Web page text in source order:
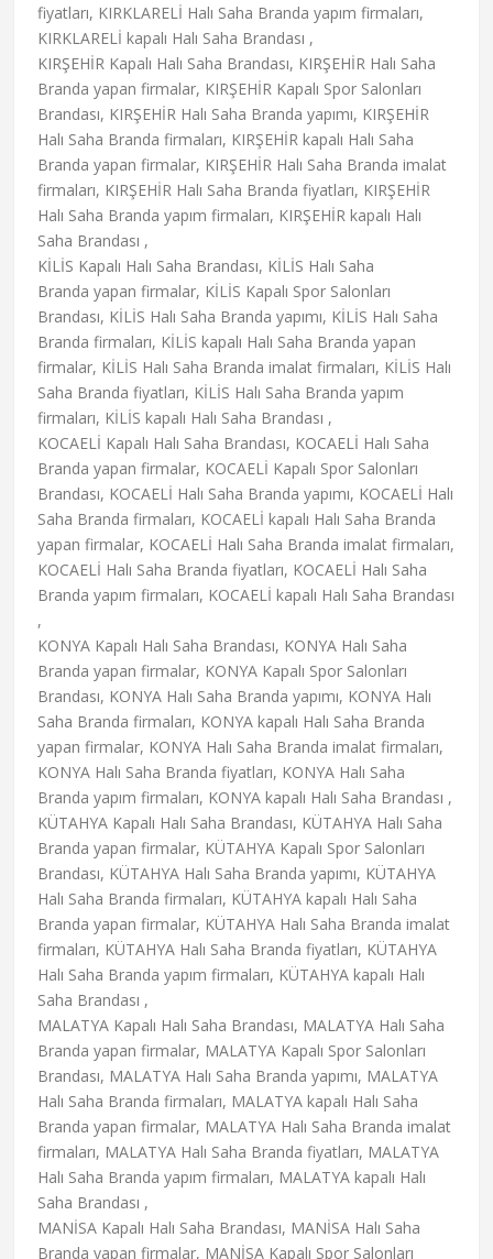
fiyatları, KIRKLARELİ Halı Saha Branda yapım firmaları,
KIRKLARELİ kapalı Halı Saha Brandası ,
KIRŞEHİR Kapalı Halı Saha Brandası, KIRŞEHİR Halı Saha
Branda yapan firmalar, KIRŞEHİR Kapalı Spor Salonları
Brandası, KIRŞEHİR Halı Saha Branda yapımı, KIRŞEHİR
Halı Saha Branda firmaları, KIRŞEHİR kapalı Halı Saha
Branda yapan firmalar, KIRŞEHİR Halı Saha Branda imalat
firmaları, KIRŞEHİR Halı Saha Branda fiyatları, KIRŞEHİR
Halı Saha Branda yapım firmaları, KIRŞEHİR kapalı Halı
Saha Brandası ,
KİLİS Kapalı Halı Saha Brandası, KİLİS Halı Saha
Branda yapan firmalar, KİLİS Kapalı Spor Salonları
Brandası, KİLİS Halı Saha Branda yapımı, KİLİS Halı Saha
Branda firmaları, KİLİS kapalı Halı Saha Branda yapan
firmalar, KİLİS Halı Saha Branda imalat firmaları, KİLİS Halı
Saha Branda fiyatları, KİLİS Halı Saha Branda yapım
firmaları, KİLİS kapalı Halı Saha Brandası ,
KOCAELİ Kapalı Halı Saha Brandası, KOCAELİ Halı Saha
Branda yapan firmalar, KOCAELİ Kapalı Spor Salonları
Brandası, KOCAELİ Halı Saha Branda yapımı, KOCAELİ Halı
Saha Branda firmaları, KOCAELİ kapalı Halı Saha Branda
yapan firmalar, KOCAELİ Halı Saha Branda imalat firmaları,
KOCAELİ Halı Saha Branda fiyatları, KOCAELİ Halı Saha
Branda yapım firmaları, KOCAELİ kapalı Halı Saha Brandası
,
KONYA Kapalı Halı Saha Brandası, KONYA Halı Saha
Branda yapan firmalar, KONYA Kapalı Spor Salonları
Brandası, KONYA Halı Saha Branda yapımı, KONYA Halı
Saha Branda firmaları, KONYA kapalı Halı Saha Branda
yapan firmalar, KONYA Halı Saha Branda imalat firmaları,
KONYA Halı Saha Branda fiyatları, KONYA Halı Saha
Branda yapım firmaları, KONYA kapalı Halı Saha Brandası ,
KÜTAHYA Kapalı Halı Saha Brandası, KÜTAHYA Halı Saha
Branda yapan firmalar, KÜTAHYA Kapalı Spor Salonları
Brandası, KÜTAHYA Halı Saha Branda yapımı, KÜTAHYA
Halı Saha Branda firmaları, KÜTAHYA kapalı Halı Saha
Branda yapan firmalar, KÜTAHYA Halı Saha Branda imalat
firmaları, KÜTAHYA Halı Saha Branda fiyatları, KÜTAHYA
Halı Saha Branda yapım firmaları, KÜTAHYA kapalı Halı
Saha Brandası ,
MALATYA Kapalı Halı Saha Brandası, MALATYA Halı Saha
Branda yapan firmalar, MALATYA Kapalı Spor Salonları
Brandası, MALATYA Halı Saha Branda yapımı, MALATYA
Halı Saha Branda firmaları, MALATYA kapalı Halı Saha
Branda yapan firmalar, MALATYA Halı Saha Branda imalat
firmaları, MALATYA Halı Saha Branda fiyatları, MALATYA
Halı Saha Branda yapım firmaları, MALATYA kapalı Halı
Saha Brandası ,
MANİSA Kapalı Halı Saha Brandası, MANİSA Halı Saha
Branda yapan firmalar, MANİSA Kapalı Spor Salonları